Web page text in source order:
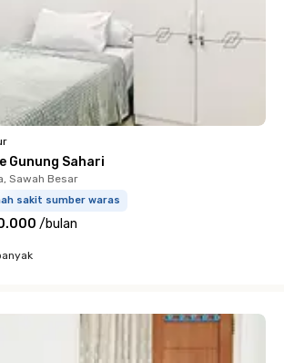
Gunung Sahari
Sawah Besar
sakit sumber waras
/bulan